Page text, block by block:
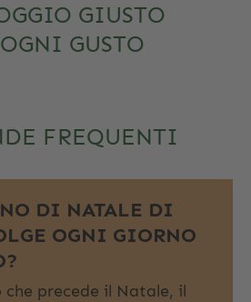
GIUSTO
GUSTO
FREQUENTI
DI NATALE DI
OGNI GIORNO
che precede il Natale, il